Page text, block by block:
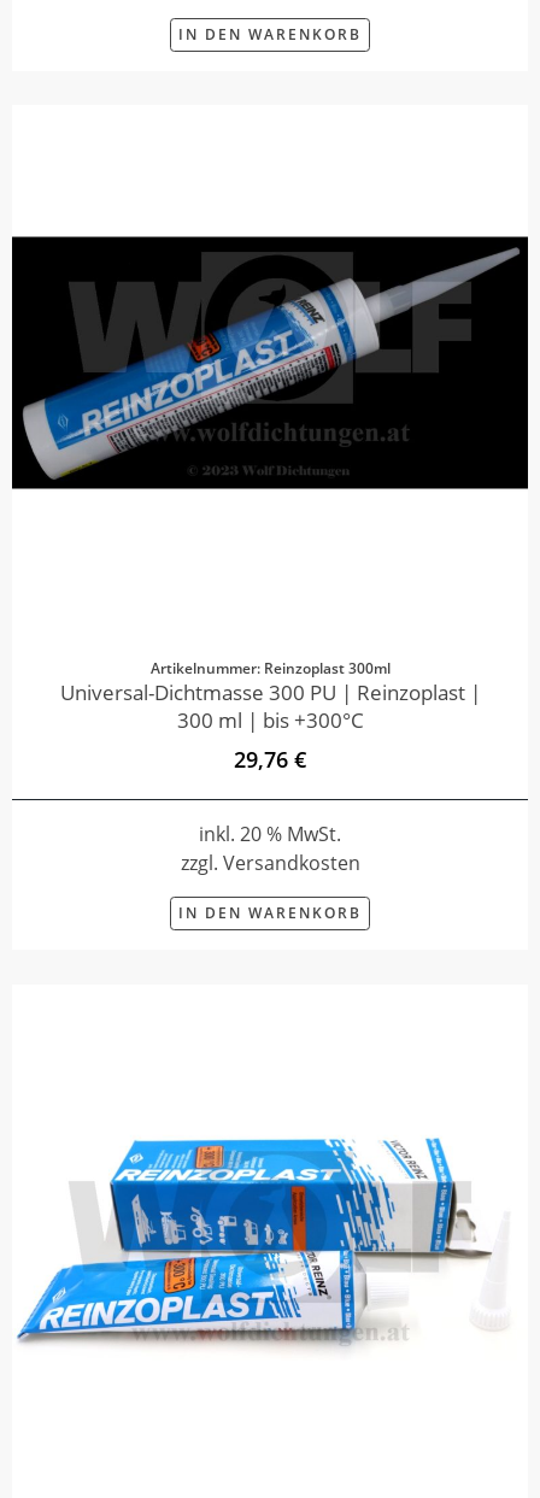
IN DEN WARENKORB
Artikelnummer: Reinzoplast 300ml
Universal-Dichtmasse 300 PU | Reinzoplast |
300 ml | bis +300°C
29,76 €
inkl. 20 % MwSt.
zzgl. Versandkosten
IN DEN WARENKORB